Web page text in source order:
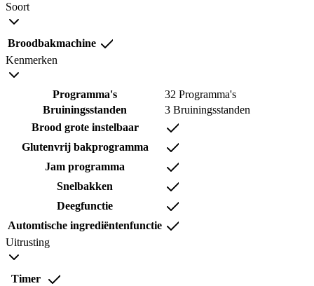
Soort
Broodbakmachine
Kenmerken
Programma's
32 Programma's
Bruiningsstanden
3 Bruiningsstanden
Brood grote instelbaar
Glutenvrij bakprogramma
Jam programma
Snelbakken
Deegfunctie
Automtische ingrediëntenfunctie
Uitrusting
Timer